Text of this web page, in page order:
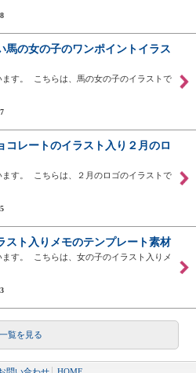
馬の女の子のワンポイントイラス
ます。 こちらは、馬の女の子のイラストで
コレートのイラスト入り２月のロ
ます。 こちらは、２月のロゴのイラストで
スト入りメモのテンプレート素材
ます。 こちらは、女の子のイラスト入りメ
一覧を見る